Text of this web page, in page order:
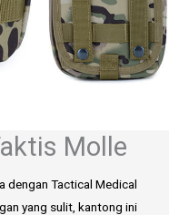
Molle
dengan Tactical Medical
yang sulit, kantong ini